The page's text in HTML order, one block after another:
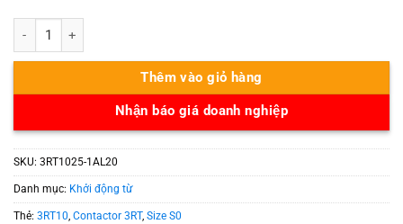
Thêm vào giỏ hàng
Nhận báo giá doanh nghiệp
SKU: 3RT1025-1AL20
Danh mục: Khởi động từ
Thẻ: 3RT10, Contactor 3RT, Size S0